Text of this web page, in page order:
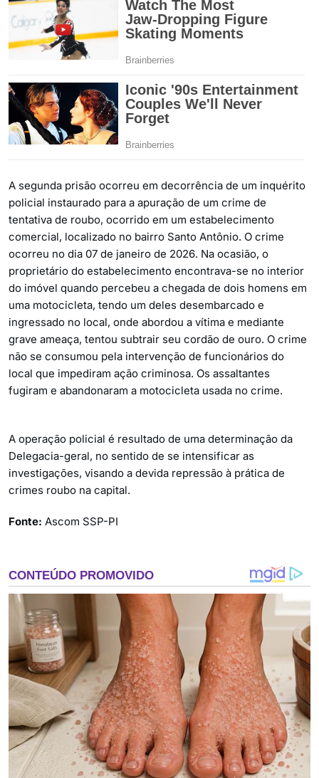
A segunda prisão ocorreu em decorrência de um inquérito
policial instaurado para a apuração de um crime de
tentativa de roubo, ocorrido em um estabelecimento
comercial, localizado no bairro Santo Antônio. O crime
ocorreu no dia 07 de janeiro de 2026. Na ocasião, o
proprietário do estabelecimento encontrava-se no interior
do imóvel quando percebeu a chegada de dois homens em
uma motocicleta, tendo um deles desembarcado e
ingressado no local, onde abordou a vítima e mediante
grave ameaça, tentou subtrair seu cordão de ouro. O crime
não se consumou pela intervenção de funcionários do
local que impediram ação criminosa. Os assaltantes
fugiram e abandonaram a motocicleta usada no crime.
A operação policial é resultado de uma determinação da
Delegacia-geral, no sentido de se intensificar as
investigações, visando a devida repressão à prática de
crimes roubo na capital.
Fonte: Ascom SSP-PI